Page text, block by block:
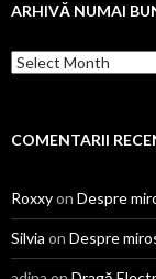
ARHIVĂ NUMAI
Arhivă
numai
răsfoit
COMENTARII
Roxxyon Despre
Silvia on Despre